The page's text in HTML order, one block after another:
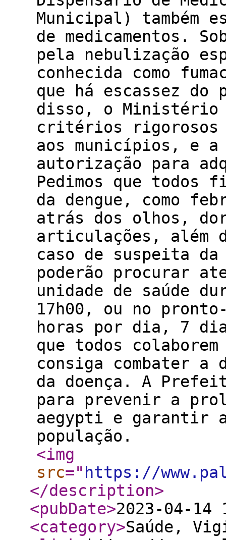
Municipal) também
de medicamentos.
pela nebulização
conhecida como
que há escassez do
disso, o Ministério
critérios rigorosos
aos municípios, e
autorização para
Pedimos que todos
da dengue, como
atrás dos olhos,
articulações, além
caso de suspeita da
poderão procurar
unidade de saúde
17h00, ou no
horas por dia, 7
que todos
consiga combater a
da doença. A
para prevenir a
aegypti e garantir
população.
<img
src=" https://
</description>
<pubDate>2023-04-14
<category>Saúde,